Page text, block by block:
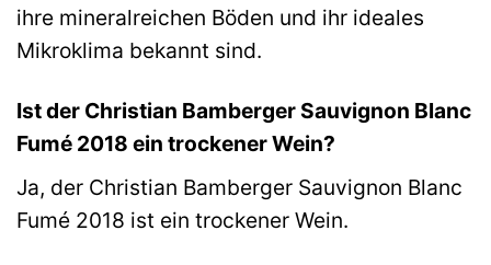
ihre mineralreichen Böden und ihr ideales
Mikroklima bekannt sind.
Ist der Christian Bamberger Sauvignon Blanc
Fumé 2018 ein trockener Wein?
Ja, der Christian Bamberger Sauvignon Blanc
Fumé 2018 ist ein trockener Wein.